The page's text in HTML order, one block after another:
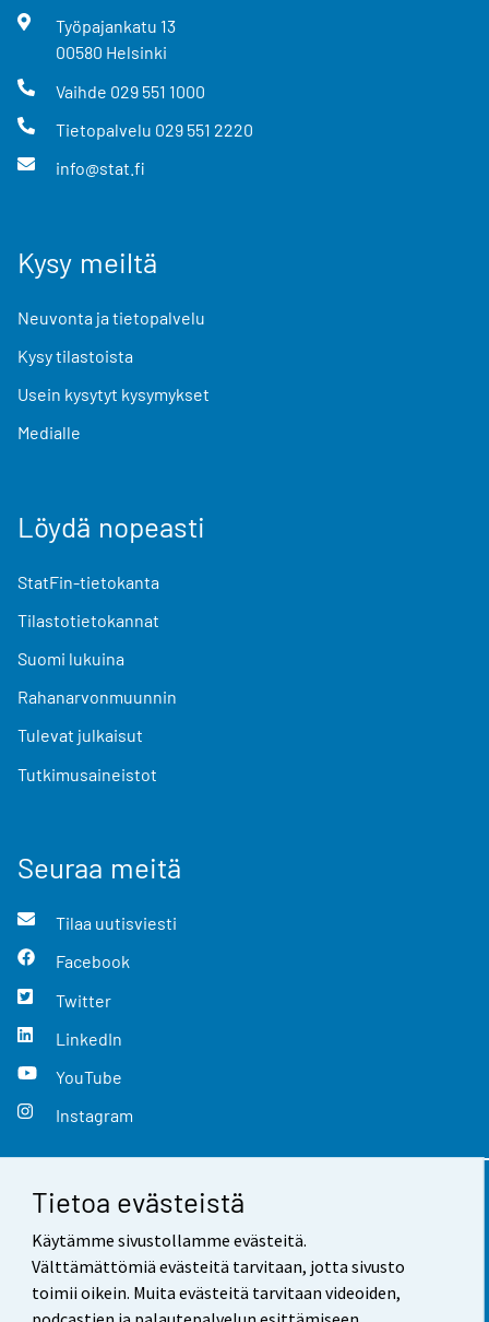
Tietoa evästeistä
Käytämme sivustollamme evästeitä.
Välttämättömiä evästeitä tarvitaan, jotta sivusto
toimii oikein. Muita evästeitä tarvitaan videoiden,
Työpajankatu 13
00580 Helsinki
Vaihde 029 551 1000
Tietopalvelu 029 551 2220
info@stat.fi
Kysy meiltä
Neuvonta ja tietopalvelu
Kysy tilastoista
Usein kysytyt kysymykset
Medialle
Löydä nopeasti
StatFin-tietokanta
Tilastotietokannat
Suomi lukuina
Rahanarvonmuunnin
Tulevat julkaisut
Tutkimusaineistot
Seuraa meitä
Tilaa uutisviesti
Facebook
Twitter
LinkedIn
YouTube
Instagram
Yhteystiedot
Palaute
Käyttöehdot